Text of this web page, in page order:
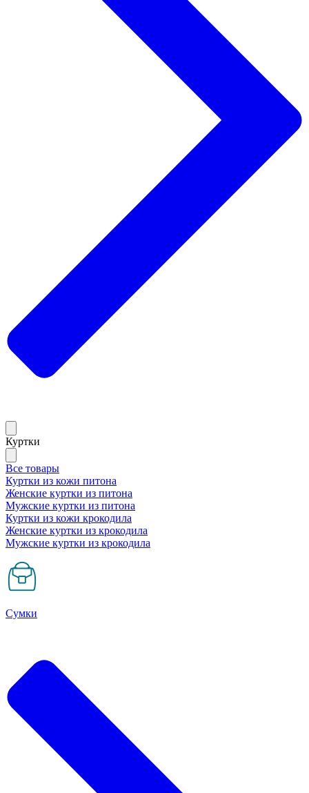
Куртки
Все товары
Куртки из кожи питона
Женские куртки из питона
Мужские куртки из питона
Куртки из кожи крокодила
Женские куртки из крокодила
Мужские куртки из крокодила
Сумки